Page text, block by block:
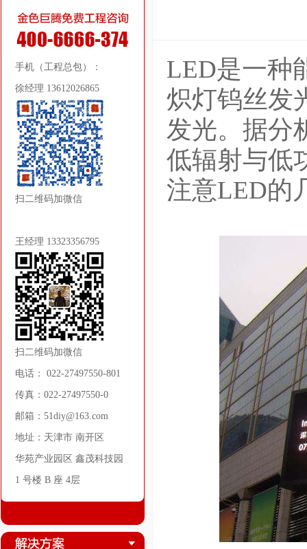
手机（工程总包）：
徐经理 13612026865
扫二维码加微信
王经理 13323356795
扫二维码加微信
电话： 022-27497550-801
传真：022-27497550-0
邮箱：51diy@163.com
地址：天津市 南开区
华苑产业园区 鑫茂科技园
1 号楼 B 座 4层
LED是一种
炽灯钨丝发
发光。据分
低辐射与低
注意LED的